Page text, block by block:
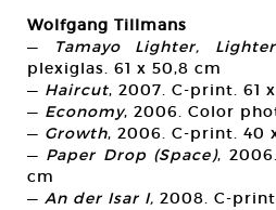
Wolfgang Tillmans
—
Tamayo Lighter,
plexiglas. 61 x 50,8 cm
— Haircut, 2007. C-print. 61
— Economy, 2006. Color
— Growth, 2006. C-print. 40
— Paper Drop (Space),
cm
— An der Isar I, 2008. C-